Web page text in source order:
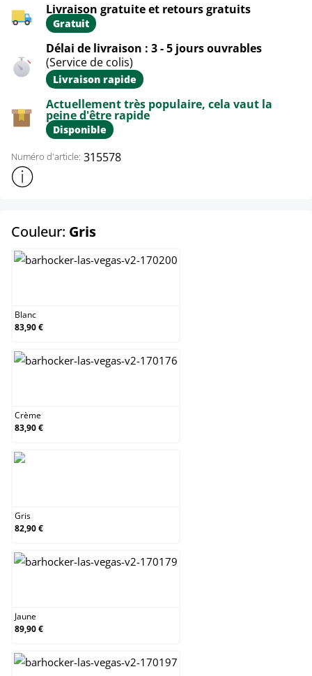
Livraison gratuite et retours gratuits
Gratuit
Délai de livraison : 3 - 5 jours ouvrables
(Service de colis)
Livraison rapide
Actuellement très populaire, cela vaut la
peine d'être rapide
Disponible
Numéro d'article: 315578
Afficher plus d'informations sur le produit
Couleur: Grisselect
Blanc
83,90 €
Crème
83,90 €
Gris
82,90 €
Jaune
89,90 €